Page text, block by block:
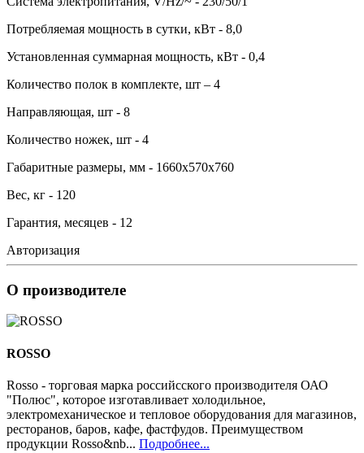
Потребляемая мощность в сутки, кВт - 8,0
Установленная суммарная мощность, кВт - 0,4
Количество полок в комплекте, шт – 4
Направляющая, шт - 8
Количество ножек, шт - 4
Габаритные размеры, мм - 1660х570х760
Вес, кг - 120
Гарантия, месяцев - 12
Авторизация
О производителе
ROSSO
Rosso - торговая марка российсского производителя ОАО
"Полюс", которое изготавливает холодильное,
электромеханическое и тепловое оборудования для магазинов,
ресторанов, баров, кафе, фастфудов. Преимуществом
продукции Rosso&nb... Подробнее...